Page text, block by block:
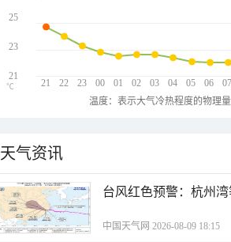
21 22 23 00 01 02 03 04 05 06 07
25
23
21
℃
温度：表示大气冷热程度的物理
天气资讯
台风红色预警：杭州
中国天气网 2026-08-09 18:15